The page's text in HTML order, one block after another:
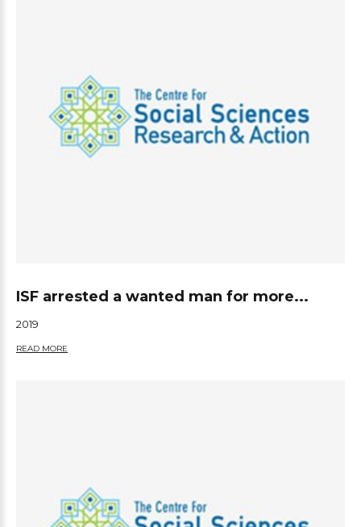
ISF arrested a wanted man for more...
2019
READ MORE